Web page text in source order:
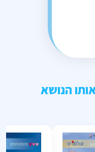
הנושא